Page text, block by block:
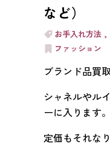
など）
お手入れ方法
ファッション
ブランド品買
シャネルやル
ーに入ります。
定価もそれな